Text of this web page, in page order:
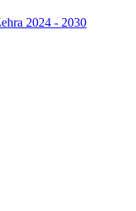
2024 - 2030